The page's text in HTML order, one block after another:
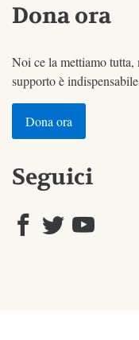
Dona ora
Noi ce la mettiamo
supporto è
Dona ora
Seguici